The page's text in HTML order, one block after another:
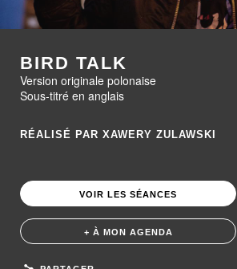
BIRD TALK
Version originale polonaise
Sous-titré en anglais
RÉALISÉ PAR XAWERY ZULAWSKI
VOIR LES SÉANCES
+ À MON AGENDA